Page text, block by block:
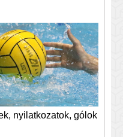
nyilatkozatok, gólok